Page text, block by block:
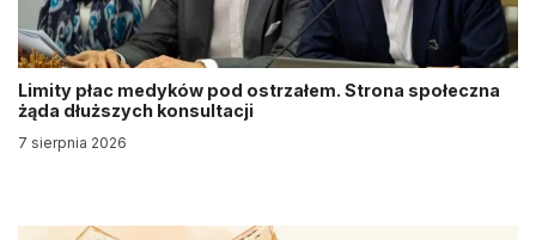
Limity płac medyków pod ostrzałem. Strona społeczna
żąda dłuższych konsultacji
7 sierpnia 2026